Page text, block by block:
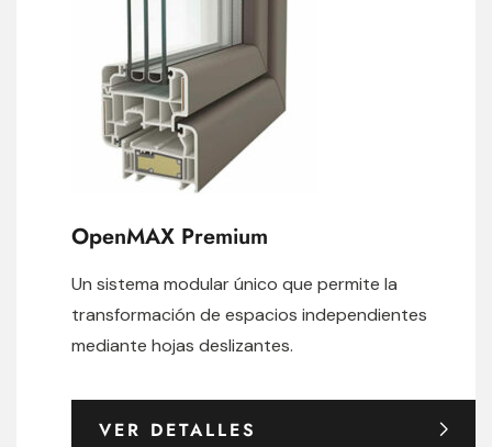
OpenMAX Premium
Un sistema modular único que permite la
transformación de espacios independientes
mediante hojas deslizantes.
VER DETALLES